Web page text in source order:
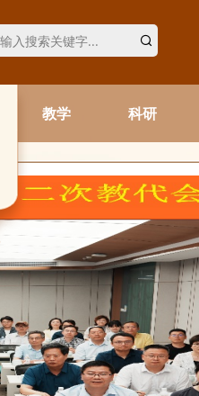
教学 科研